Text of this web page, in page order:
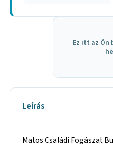
Ez itt az Ön
Leírás
Matos Családi Fogászat